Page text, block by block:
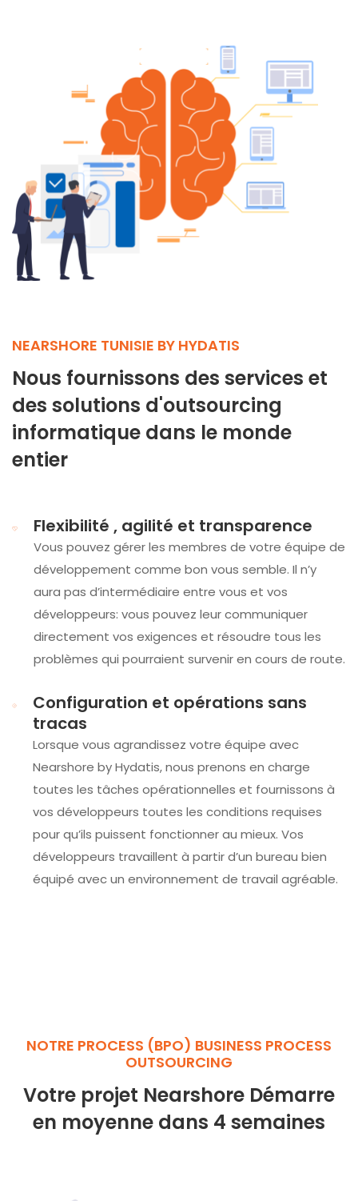
NEARSHORE TUNISIE BY HYDATIS
Nous fournissons des services et
des solutions d'outsourcing
informatique dans le monde
entier
Flexibilité , agilité et transparence
Vous pouvez gérer les membres de votre équipe de
développement comme bon vous semble. Il n’y
aura pas d’intermédiaire entre vous et vos
développeurs: vous pouvez leur communiquer
directement vos exigences et résoudre tous les
problèmes qui pourraient survenir en cours de route.
Configuration et opérations sans
tracas
Lorsque vous agrandissez votre équipe avec
Nearshore by Hydatis, nous prenons en charge
toutes les tâches opérationnelles et fournissons à
vos développeurs toutes les conditions requises
pour qu’ils puissent fonctionner au mieux. Vos
développeurs travaillent à partir d’un bureau bien
équipé avec un environnement de travail agréable.
NOTRE PROCESS (BPO) BUSINESS PROCESS
OUTSOURCING
Votre projet Nearshore Démarre
en moyenne dans 4 semaines